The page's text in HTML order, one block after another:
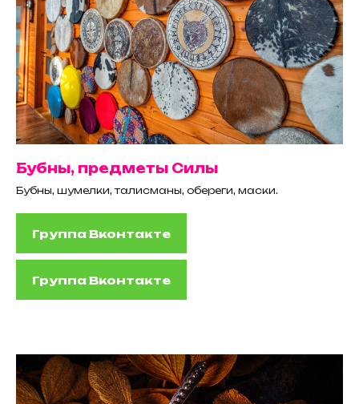
Бубны, предметы Силы
Бубны, шумелки, талисманы, обереги, маски.
Группа Вконтакте
Группа Вконтакте